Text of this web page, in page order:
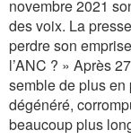
novembre 2021
des voix. La
perdre son
l’ANC ? » Après
semble de plus en
dégénéré,
beaucoup plus